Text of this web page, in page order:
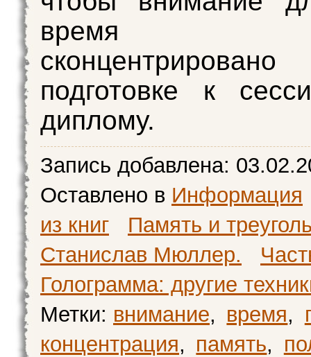
время
подготовке к
диплому.
Запись добавлена:
Оставлено в Информация
из книг
Память и
Станислав Мюллер.
Голограмма: другие
Метки: внимание, время,
концентрация, память,